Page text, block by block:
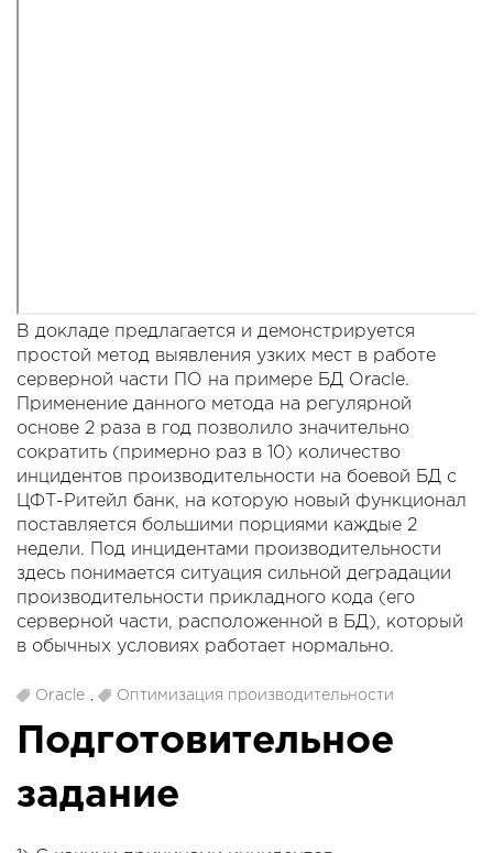
В докладе предлагается и демонстрируется
простой метод выявления узких мест в работе
серверной части ПО на примере БД Oracle.
Применение данного метода на регулярной
основе 2 раза в год позволило значительно
сократить (примерно раз в 10) количество
инцидентов производительности на боевой БД с
ЦФТ-Ритейл банк, на которую новый функционал
поставляется большими порциями каждые 2
недели. Под инцидентами производительности
здесь понимается ситуация сильной деградации
производительности прикладного кода (его
серверной части, расположенной в БД), который
в обычных условиях работает нормально.
Oracle Оптимизация производительности
Подготовительное
задание